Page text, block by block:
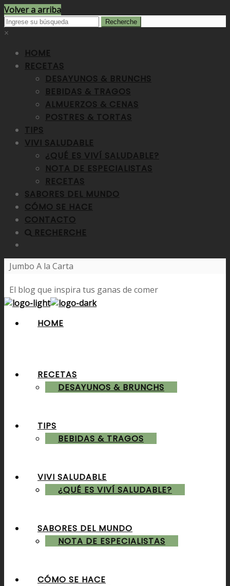
Volver a arriba
×
HOME
RECETAS
DESAYUNOS & BRUNCHS
BEBIDAS & TRAGOS
ALMUERZOS & CENAS
POSTRES & TORTAS
TIPS
VIVI SALUDABLE
¿QUÉ ES VIVÍ SALUDABLE?
NOTA DE ESPECIALISTAS
RECETAS
SABORES DEL MUNDO
CÓMO SE HACE
CONTACTO
RECHERCHE
Jumbo A la Carta
El blog que inspira tus ganas de comer
HOME
RECETAS
DESAYUNOS & BRUNCHS
BEBIDAS & TRAGOS
ALMUERZOS & CENAS
POSTRES & TORTAS
TIPS
VIVI SALUDABLE
¿QUÉ ES VIVÍ SALUDABLE?
NOTA DE ESPECIALISTAS
SABORES DEL MUNDO
CÓMO SE HACE